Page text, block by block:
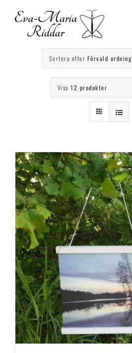
Fortsätt
innehållet
Sortera efter Förvald ordning
Visa 12 produkter